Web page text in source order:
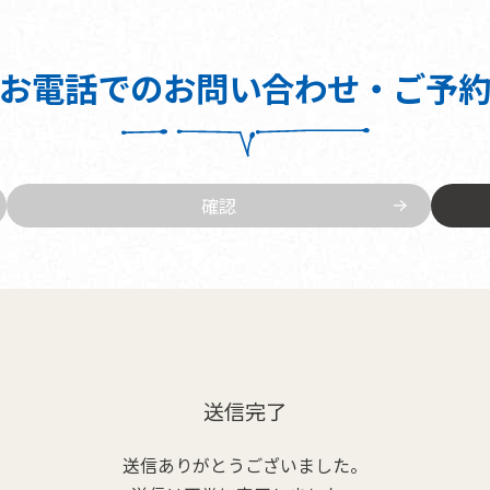
お電話でのお問い合わせ・ご予約
確認
送信完了
送信ありがとうございました。